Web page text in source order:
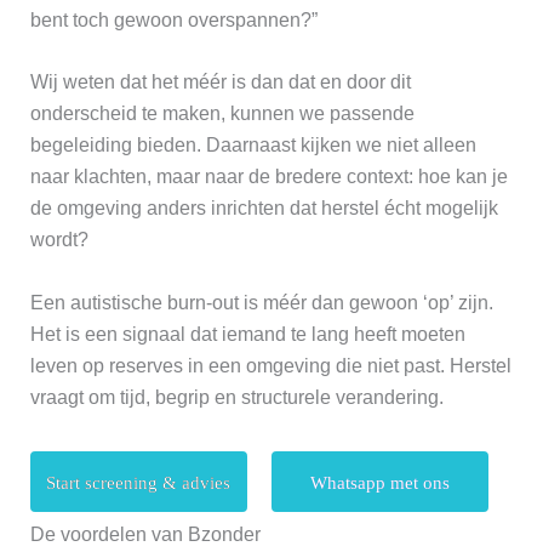
bent toch gewoon overspannen?”
Wij weten dat het méér is dan dat en door dit
onderscheid te maken, kunnen we passende
begeleiding bieden. Daarnaast kijken we niet alleen
naar klachten, maar naar de bredere context: hoe kan je
de omgeving anders inrichten dat herstel écht mogelijk
wordt?
Een autistische burn-out is méér dan gewoon ‘op’ zijn.
Het is een signaal dat iemand te lang heeft moeten
leven op reserves in een omgeving die niet past. Herstel
vraagt om tijd, begrip en structurele verandering.
Start screening & advies Whatsapp met ons
De voordelen van Bzonder